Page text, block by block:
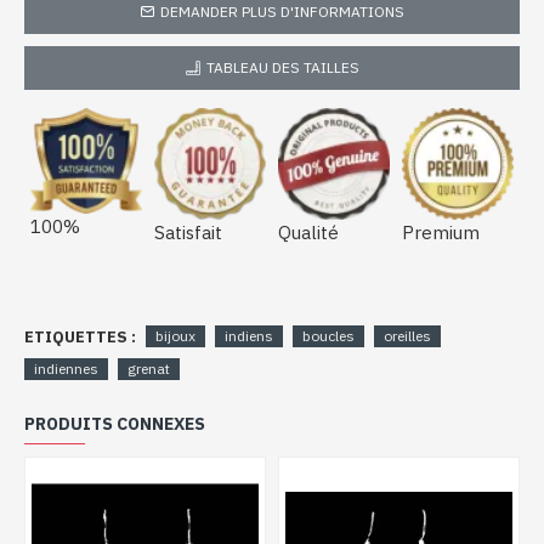
DEMANDER PLUS D'INFORMATIONS
TABLEAU DES TAILLES
100% Satisfait Qualité Premium
ETIQUETTES : bijoux indiens boucles
oreilles
indiennes
grenat
PRODUITS CONNEXES